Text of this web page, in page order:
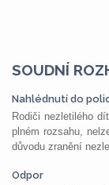
SOUDNÍ
Nahlédnutí do
Rodiči nezletilého
plném rozsahu,
důvodu zranění
Odpor